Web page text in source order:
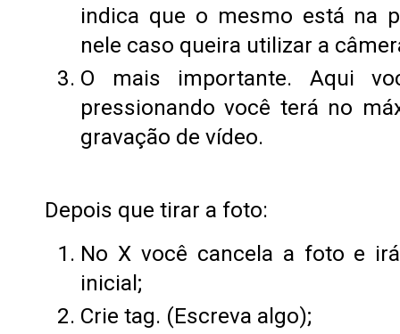
indica que o mesmo está na
nele caso queira utilizar a
O mais importante. Aqui
pressionando você terá no
gravação de vídeo.
Depois que tirar a foto:
No X você cancela a foto e
inicial;
Crie tag. (Escreva algo);